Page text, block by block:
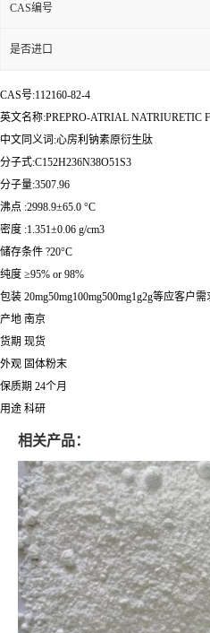
CAS编号
是否进口
CAS号:112160-82-4
英文名称:PREPRO-ATRIAL NATRIURETIC
中文同义词:心房利钠素原衍生肽
分子式:C152H236N38O51S3
分子量:3507.96
沸点 :2998.9±65.0 °C
密度 :1.351±0.06 g/cm3
储存条件 ?20°C
纯度 ≥95% or 98%
包装 20mg50mg100mg500mg1g2g等应客户
产地 南京
货期 现货
外观 固体粉末
保质期 24个月
用途 科研
相关产品：